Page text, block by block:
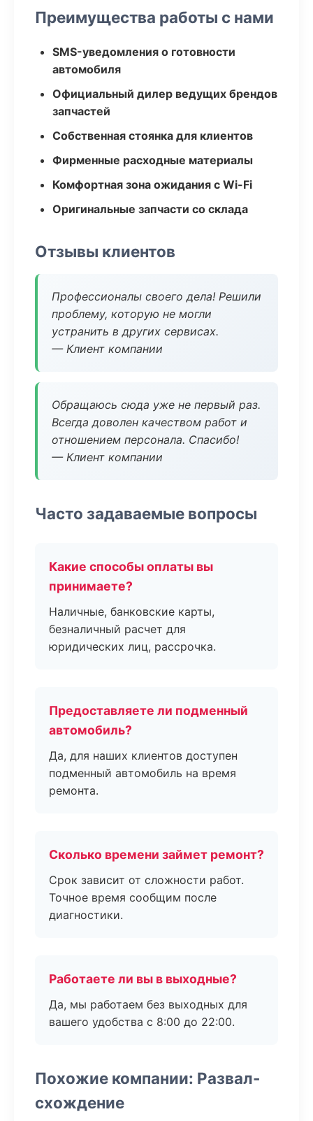
Преимущества работы с нами
SMS-уведомления о готовности
автомобиля
Официальный дилер ведущих брендов
запчастей
Собственная стоянка для клиентов
Фирменные расходные материалы
Комфортная зона ожидания с Wi-Fi
Оригинальные запчасти со склада
Отзывы клиентов
Профессионалы своего дела! Решили
проблему, которую не могли
устранить в других сервисах.
— Клиент компании
Обращаюсь сюда уже не первый раз.
Всегда доволен качеством работ и
отношением персонала. Спасибо!
— Клиент компании
Часто задаваемые вопросы
Какие способы оплаты вы
принимаете?
Наличные, банковские карты,
безналичный расчет для
юридических лиц, рассрочка.
Предоставляете ли подменный
автомобиль?
Да, для наших клиентов доступен
подменный автомобиль на время
ремонта.
Сколько времени займет ремонт?
Срок зависит от сложности работ.
Точное время сообщим после
диагностики.
Работаете ли вы в выходные?
Да, мы работаем без выходных для
вашего удобства с 8:00 до 22:00.
Похожие компании: Развал-
схождение